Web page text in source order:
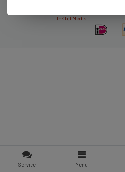
InStijl Media
Service Menu